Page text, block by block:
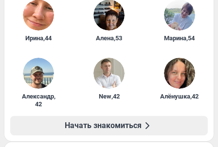
Ирина,44 Алена,53 Марина,54
Александр,
42
New,42 Алёнушка,42
Начать знакомиться